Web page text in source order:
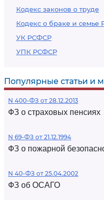
Кодекс законов о труде
Кодекс о браке и семье
УК РСФСР
УПК РСФСР
Популярные статьи и
N 400-ФЗ от 28.12.2013
ФЗ о страховых пенсиях
N 69-ФЗ от 21.12.1994
ФЗ о пожарной
N 40-ФЗ от 25.04.2002
ФЗ об ОСАГО